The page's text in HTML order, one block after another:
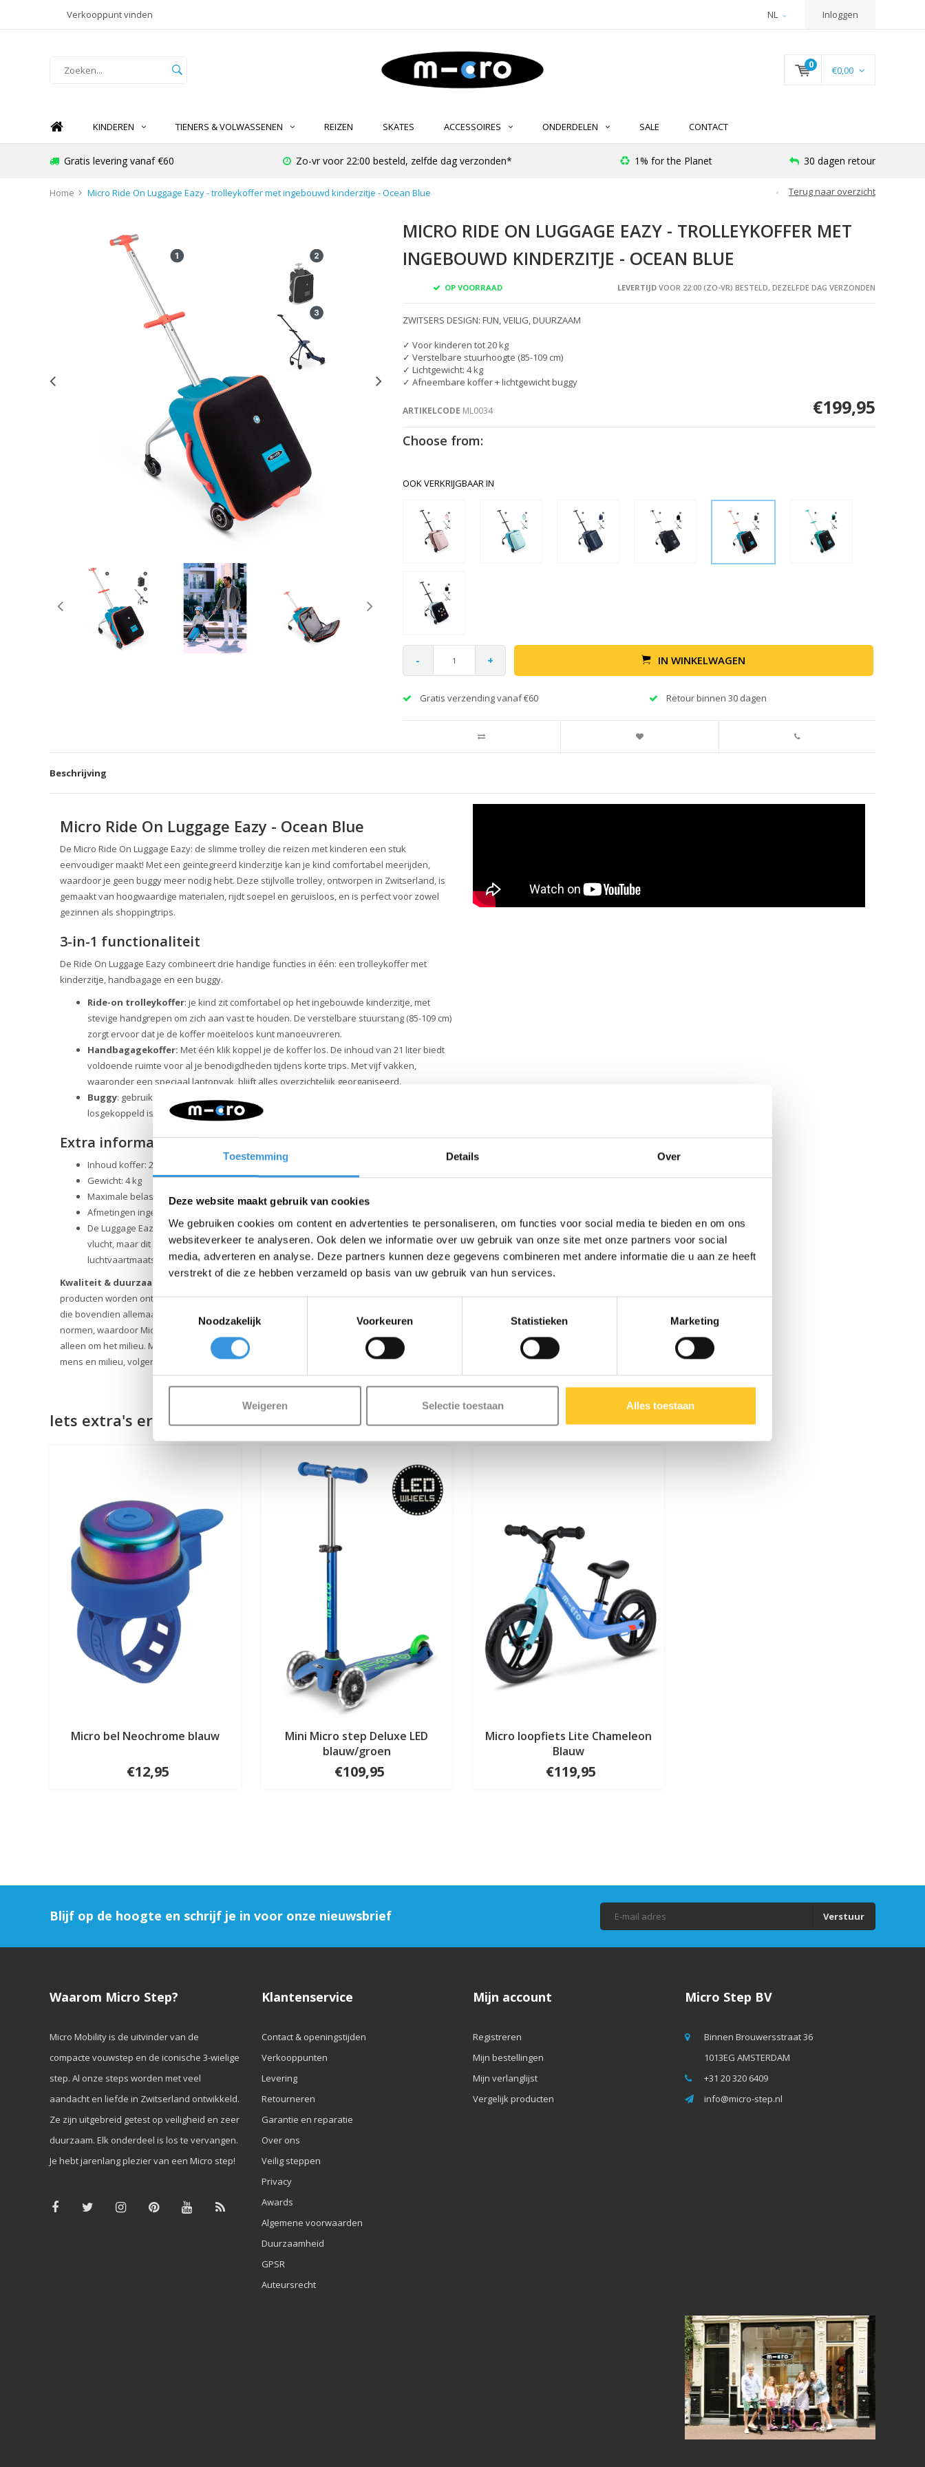
Toestemming Details Over
Deze website maakt gebruik van cookies
We gebruiken cookies om content en advertenties te personaliseren, om functies voor social media te bieden en om ons
websiteverkeer te analyseren. Ook delen we informatie over uw gebruik van onze site met onze partners voor social
media, adverteren en analyse. Deze partners kunnen deze gegevens combineren met andere informatie die u aan ze heeft
verstrekt of die ze hebben verzameld op basis van uw gebruik van hun services.
Toestemmingsselectie
Noodzakelijk
Voorkeuren Statistieken Marketing
Weigeren Selectie toestaan Alles toestaan
Verkooppunt vinden NL Inloggen
0 €0,00
KINDEREN TIENERS & VOLWASSENEN REIZEN SKATES ACCESSOIRES ONDERDELEN SALE CONTACT
Gratis levering vanaf €60 Zo-vr voor 22:00 besteld, zelfde dag verzonden* 1% for the Planet 30 dagen retour
Home Micro Ride On Luggage Eazy - trolleykoffer met ingebouwd kinderzitje - Ocean Blue Terug naar overzicht
MICRO RIDE ON LUGGAGE EAZY - TROLLEYKOFFER MET
INGEBOUWD KINDERZITJE - OCEAN BLUE
OP VOORRAAD LEVERTIJDVOOR 22:00 (ZO-VR) BESTELD, DEZELFDE DAG VERZONDEN
ZWITSERS DESIGN: FUN, VEILIG, DUURZAAM
✓ Voor kinderen tot 20 kg
✓ Verstelbare stuurhoogte (85-109 cm)
✓ Lichtgewicht: 4 kg
✓ Afneembare koffer + lichtgewicht buggy
ARTIKELCODE ML0034 €199,95
Choose from:
OOK VERKRIJGBAAR IN
- + IN WINKELWAGEN
Gratis verzending vanaf €60 Retour binnen 30 dagen
Beschrijving
Micro Ride On Luggage Eazy - Ocean Blue
De Micro Ride On Luggage Eazy: de slimme trolley die reizen met kinderen een stuk
eenvoudiger maakt! Met een geïntegreerd kinderzitje kan je kind comfortabel meerijden,
waardoor je geen buggy meer nodig hebt. Deze stijlvolle trolley, ontworpen in Zwitserland, is
gemaakt van hoogwaardige materialen, rijdt soepel en geruisloos, en is perfect voor zowel
gezinnen als shoppingtrips.
3-in-1 functionaliteit
De Ride On Luggage Eazy combineert drie handige functies in één: een trolleykoffer met
kinderzitje, handbagage en een buggy.
Ride-on trolleykoffer: je kind zit comfortabel op het ingebouwde kinderzitje, met
stevige handgrepen om zich aan vast te houden. De verstelbare stuurstang (85-109 cm)
zorgt ervoor dat je de koffer moeiteloos kunt manoeuvreren.
Handbagagekoffer: Met één klik koppel je de koffer los. De inhoud van 21 liter biedt
voldoende ruimte voor al je benodigdheden tijdens korte trips. Met vijf vakken,
waaronder een speciaal laptopvak, blijft alles overzichtelijk georganiseerd.
Buggy: gebruik de Luggage Eazy als compacte, lichtgewicht buggy wanneer de koffer
losgekoppeld is.
Extra informatie
Inhoud koffer: 21 liter
Gewicht: 4 kg
Maximale belasting: 20 kg
Afmetingen ingeklapt: 60 x 44 x 27 cm
De Luggage Eazy is qua afmetingen mogelijk geschikt als handbagage tijdens een
vlucht, maar dit is altijd afhankelijk van de specifieke eisen en voorwaarden van de
luchtvaartmaatschappij.
Kwaliteit & duurzaamheid:
Bij Micro Mobility hechten we veel waarde aan kwaliteit. Alle
producten worden ontworpen in Zwitserland en vervaardigd met de allerbeste onderdelen,
die bovendien allemaal vervangbaar zijn. Ze zijn uitvoerig getest en voldoen aan de hoogste
normen, waardoor Micro producten jarenlang meegaan. Duurzaam ondernemen draait niet
alleen om het milieu. Micro zet zich volledig in voor een betere wereld, met aandacht voor
mens en milieu, volgens de ESG-richtlijnen.
Iets extra's erbij?
Micro bel Neochrome blauw
€12,95
Mini Micro step Deluxe LED
blauw/groen
€109,95
Micro loopfiets Lite Chameleon
Blauw
€119,95
Blijf op de hoogte en schrijf je in voor onze nieuwsbrief Verstuur
Waarom Micro Step?
Micro Mobility is de uitvinder van de
compacte vouwstep en de iconische 3-wielige
step. Al onze steps worden met veel
aandacht en liefde in Zwitserland ontwikkeld.
Ze zijn uitgebreid getest op veiligheid en zeer
duurzaam. Elk onderdeel is los te vervangen.
Je hebt jarenlang plezier van een Micro step!
Klantenservice
Contact & openingstijden
Verkooppunten
Levering
Retourneren
Garantie en reparatie
Over ons
Veilig steppen
Privacy
Awards
Algemene voorwaarden
Duurzaamheid
GPSR
Auteursrecht
Mijn account
Registreren
Mijn bestellingen
Mijn verlanglijst
Vergelijk producten
Micro Step BV
Binnen Brouwersstraat 36
1013EG AMSTERDAM
+31 20 320 6409
info@micro-step.nl